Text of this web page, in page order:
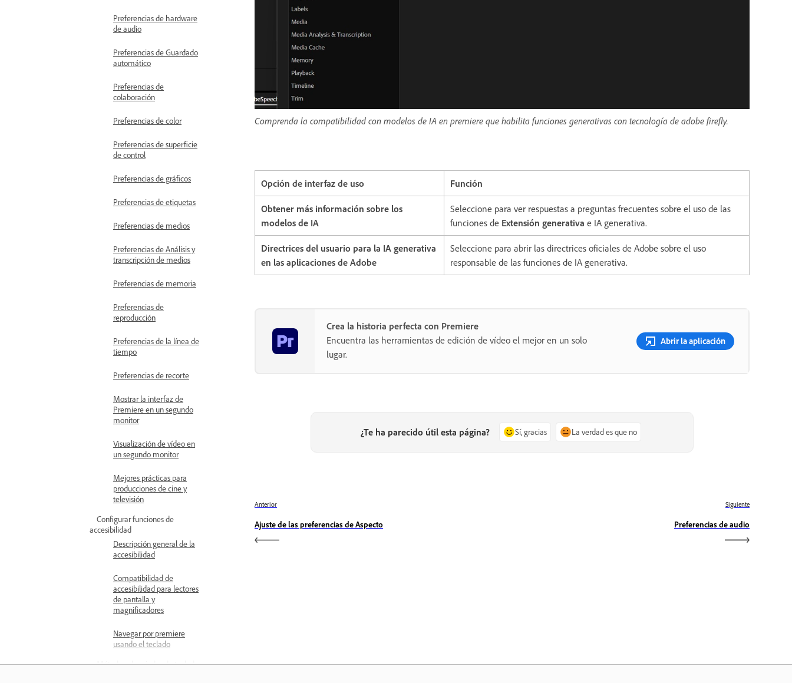
Preferencias de hardware
de audio
Preferencias de Guardado
automático
Preferencias de
colaboración
Preferencias de color
Preferencias de superficie
de control
Preferencias de gráficos
Preferencias de etiquetas
Preferencias de medios
Preferencias de Análisis y
transcripción de medios
Preferencias de memoria
Preferencias de
reproducción
Preferencias de la línea de
tiempo
Preferencias de recorte
Mostrar la interfaz de
Premiere en un segundo
monitor
Visualización de vídeo en
un segundo monitor
Mejores prácticas para
producciones de cine y
televisión
Configurar funciones de
accesibilidad
Descripción general de la
accesibilidad
Compatibilidad de
accesibilidad para lectores
de pantalla y
magnificadores
Navegar por premiere
usando el teclado
Métodos abreviados de teclado
Comprenda la compatibilidad con modelos de IA en premiere que habilita funciones generativas con tecnología de adobe firefly.
Opción de interfaz de uso Función
Obtener más información sobre los
modelos de IA
Seleccione para ver respuestas a preguntas frecuentes sobre el uso de las
funciones de Extensión generativa e IA generativa.
Directrices del usuario para la IA generativa
en las aplicaciones de Adobe
Seleccione para abrir las directrices oficiales de Adobe sobre el uso
responsable de las funciones de IA generativa.
Crea la historia perfecta con Premiere
Encuentra las herramientas de edición de vídeo el mejor en un solo
lugar.
Abrir la aplicación
¿Te ha parecido útil esta página? Sí, gracias La verdad es que no
Anterior
Ajuste de las preferencias de Aspecto
Siguiente
Preferencias de audio